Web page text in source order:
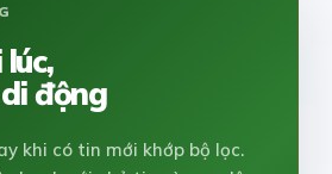
động
khi có tin mới khớp bộ lọc.